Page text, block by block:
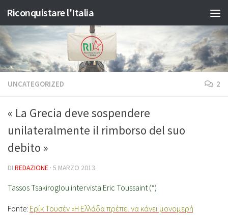
Salta al contenuto
Riconquistare l'Italia
UNCATEGORIZED 2
« La Grecia deve sospendere
unilateralmente il rimborso del suo
debito »
DI REDAZIONE · 5 MARZO 2013
Tassos Tsakiroglou intervista Eric Toussaint (*)
Fonte: Ερίκ Τουσέν «Η Ελλάδα πρέπει να κάνει μονομερή